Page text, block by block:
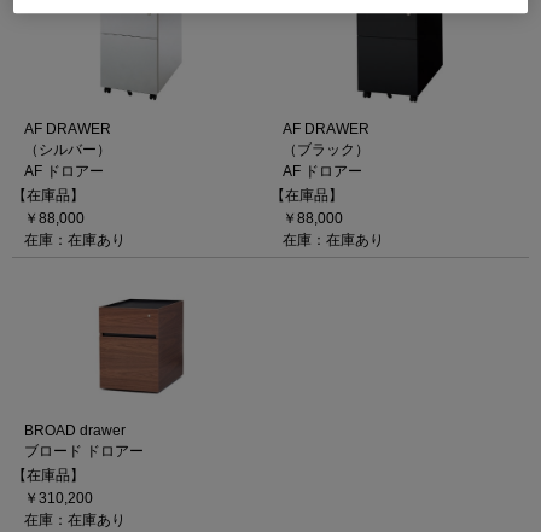
AF DRAWER
（シルバー）
AF ドロアー
【在庫品】
￥88,000
在庫：在庫あり
AF DRAWER
（ブラック）
AF ドロアー
【在庫品】
￥88,000
在庫：在庫あり
BROAD drawer
ブロード ドロアー
【在庫品】
￥310,200
在庫：在庫あり